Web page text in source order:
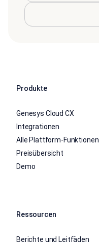
Produkte
Genesys Cloud CX
Integrationen
Alle Plattform-Funktionen
Preisübersicht
Demo
Ressourcen
Berichte und Leitfäden